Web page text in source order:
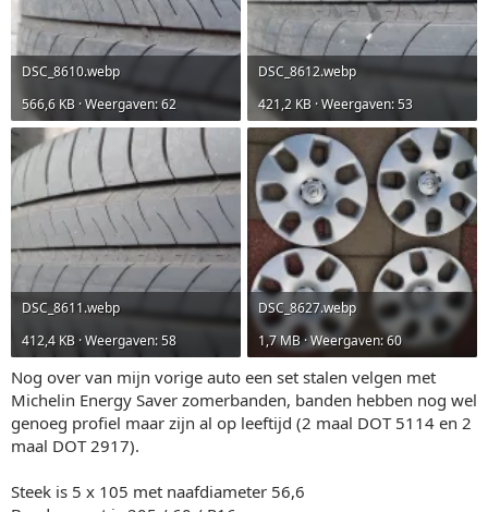
DSC_8610.webp
566,6 KB · Weergaven: 62
DSC_8612.webp
421,2 KB · Weergaven: 53
DSC_8611.webp
412,4 KB · Weergaven: 58
DSC_8627.webp
1,7 MB · Weergaven: 60
Nog over van mijn vorige auto een set stalen velgen met
Michelin Energy Saver zomerbanden, banden hebben nog wel
genoeg profiel maar zijn al op leeftijd (2 maal DOT 5114 en 2
maal DOT 2917).
Steek is 5 x 105 met naafdiameter 56,6